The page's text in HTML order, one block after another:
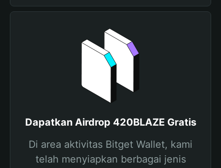
Dapatkan Airdrop 420BLAZE Gratis
Di area aktivitas Bitget Wallet, kami
telah menyiapkan berbagai jenis